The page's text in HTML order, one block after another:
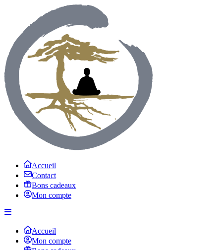
Accueil
Contact
Bons cadeaux
Mon compte
Accueil
Mon compte